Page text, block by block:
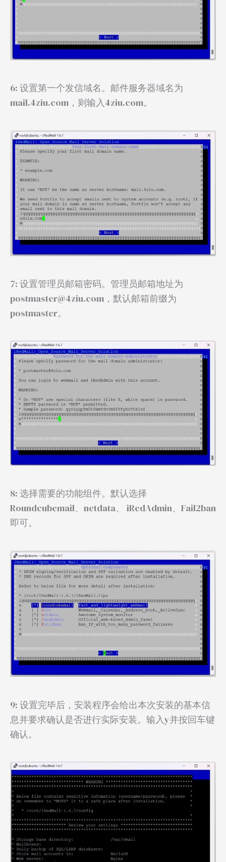
6: 设置第一个发信域名。邮件服务器域名为
mail.4ziu.com，则输入4ziu.com。
7: 设置管理员邮箱密码。管理员邮箱地址为
postmaster@4ziu.com，默认邮箱前缀为
postmaster。
8: 选择需要的功能组件。默认选择
Roundcubemail、netdata、 iRedAdmin、Fail2ban
即可。
9: 设置完毕后，安装程序会给出本次安装的基本信
息并要求确认是否进行实际安装。输入y并按回车键
确认。